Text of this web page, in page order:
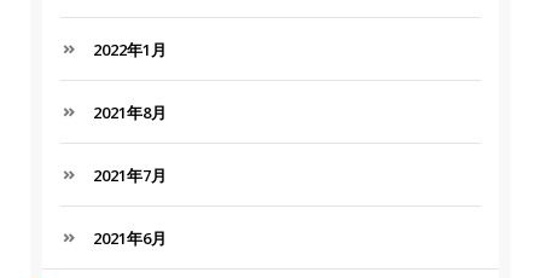
2022年1月
2021年8月
2021年7月
2021年6月